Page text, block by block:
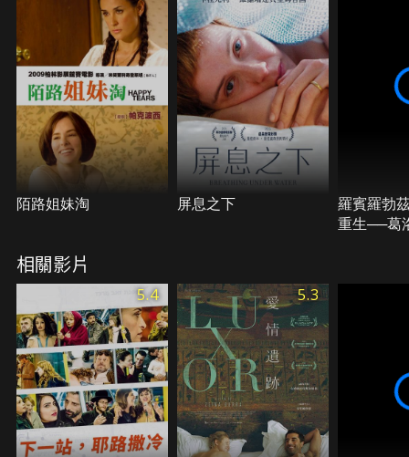
陌路姐妹淘 屏息之下
羅賓羅勃
重生──葛
相關影片
5.4 5.3